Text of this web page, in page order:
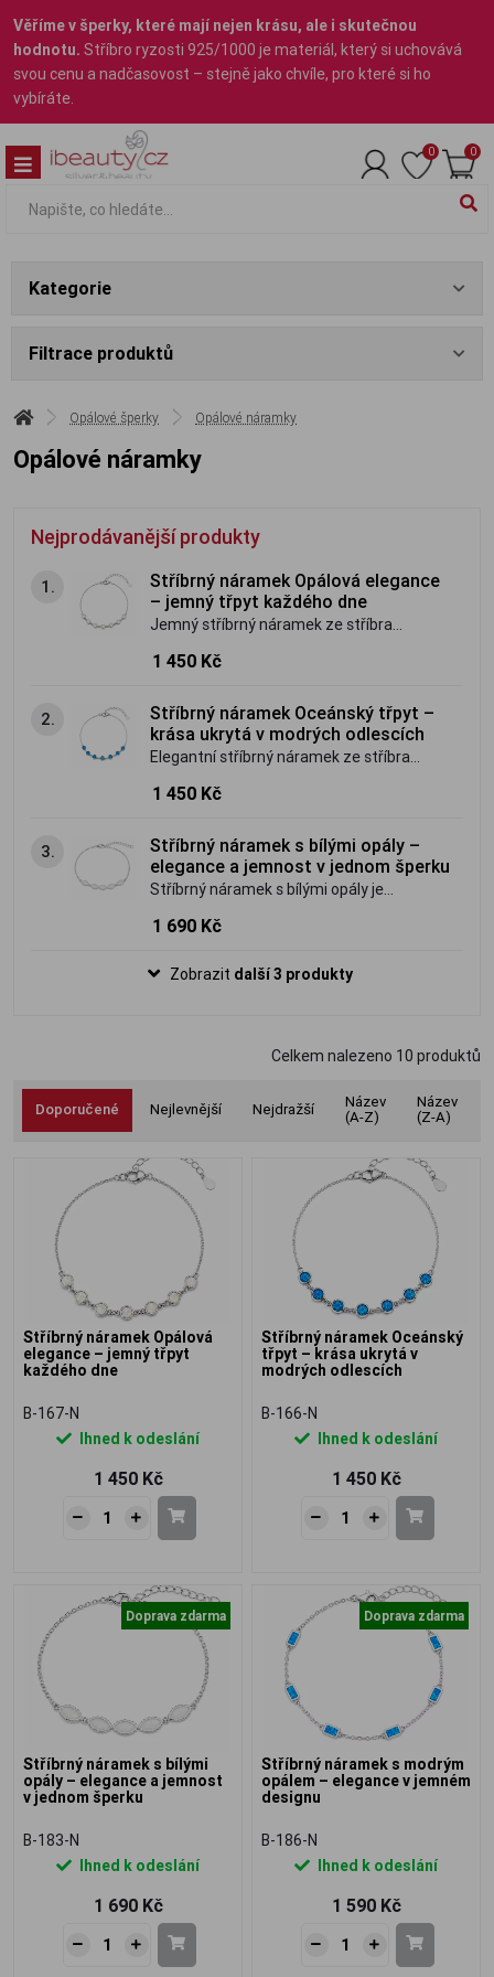
Věříme v šperky, které mají nejen krásu, ale i skutečnou
hodnotu. Stříbro ryzosti 925/1000 je materiál, který si uchovává
svou cenu a nadčasovost – stejně jako chvíle, pro které si ho
vybíráte.
0 0
Kategorie
Filtrace produktů
Opálové šperky Opálové náramky
Opálové náramky
Nejprodávanější produkty
1.
Stříbrný náramek Opálová elegance
– jemný třpyt každého dne
Jemný stříbrný náramek ze stříbra
ryzosti 925/1000 zdobený opálovými
okouzlí svou jemností, elegancí a
fascinující hrou barevných odlesků.
1 450 Kč
2.
Stříbrný náramek Oceánský třpyt –
krása ukrytá v modrých odlescích
Elegantní stříbrný náramek ze stříbra
ryzosti 925/1000 zdobený zářivými
okouzlí jedinečnou hrou světla a barev.
1 450 Kč
3.
Stříbrný náramek s bílými opály –
elegance a jemnost v jednom šperku
Stříbrný náramek s bílými opály je
vyrobený ze stříbra o ryzosti 925/1000.
bílého zlata. Povrch je leštěný - vysoký
1 690 Kč
Zobrazit další 3 produkty
Celkem nalezeno 10 produktů
Doporučené Nejlevnější Nejdražší
Název
(A-Z)
Název
(Z-A)
Stříbrný náramek Opálová
elegance – jemný třpyt
každého dne
B-167-N
Ihned k odeslání
1 450 Kč
Stříbrný náramek Oceánský
třpyt – krása ukrytá v
modrých odlescích
B-166-N
Ihned k odeslání
1 450 Kč
Doprava zdarma
Stříbrný náramek s bílými
opály – elegance a jemnost
v jednom šperku
B-183-N
Ihned k odeslání
1 690 Kč
Doprava zdarma
Stříbrný náramek s modrým
opálem – elegance v jemném
designu
B-186-N
Ihned k odeslání
1 590 Kč